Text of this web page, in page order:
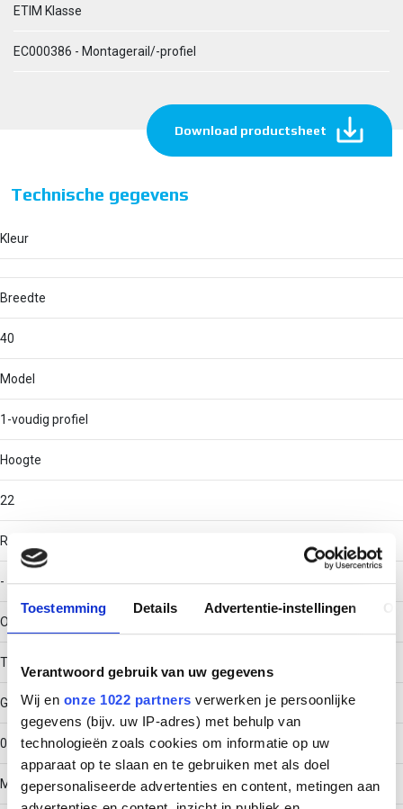
Toestemming Details Advertentie-instellingen
Verantwoord gebruik van uw gegevens
Wij en onze 1022 partners verwerken je persoonlijke
gegevens (bijv. uw IP-adres) met behulp van
technologieën zoals cookies om informatie op uw
apparaat op te slaan en te gebruiken met als doel
gepersonaliseerde advertenties en content, metingen aan
ETIM Klasse
EC000386 - Montagerail/-profiel
Download productsheet
Technische gegevens
Kleur
Breedte
40
Model
1-voudig profiel
Hoogte
22
RAL-nummer
-
Oppervlaktebescherming
Thermisch verzinkt (Hot-dip)
Gewicht
0.65593
Materiaaldikte